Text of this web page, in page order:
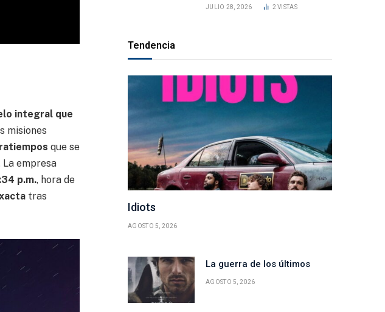
integral que
misiones
que se
empresa
p.m., hora de
tras
JULIO 28, 2026 2VISTAS
Tendencia
Idiots
AGOSTO 5, 2026
La guerra de los últimos
AGOSTO 5, 2026